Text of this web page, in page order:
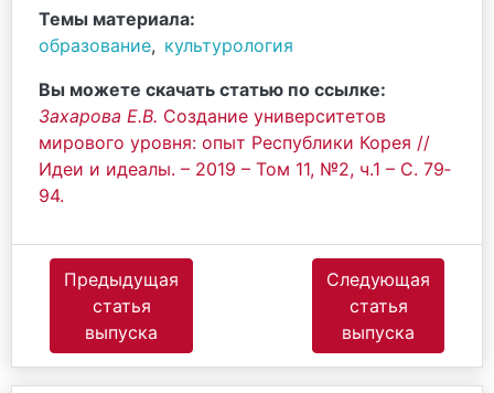
Темы материала:
образование, культурология
Вы можете скачать статью по ссылке:
Захарова Е.В. Создание университетов
мирового уровня: опыт Республики Корея //
Идеи и идеалы. – 2019 – Том 11, №2, ч.1 – С. 79‐
94.
Предыдущая
статья
выпуска
Следующая
статья
выпуска